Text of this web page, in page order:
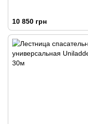
10 850 грн